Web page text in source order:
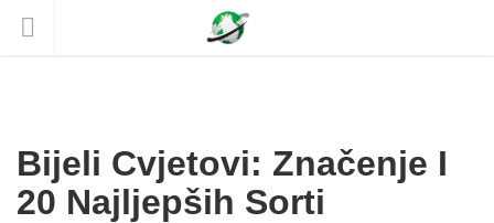
Bijeli Cvjetovi: Značenje I
20 Najljepših Sorti